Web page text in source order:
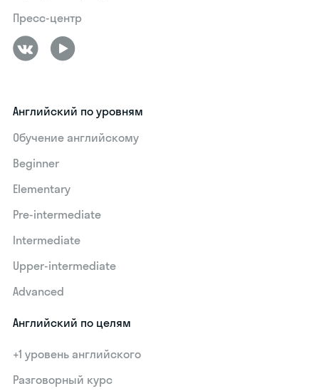
Пресс-центр
Английский по уровням
Обучение английскому
Beginner
Elementary
Pre-intermediate
Intermediate
Upper-intermediate
Advanced
Английский по целям
+1 уровень английского
Разговорный курс